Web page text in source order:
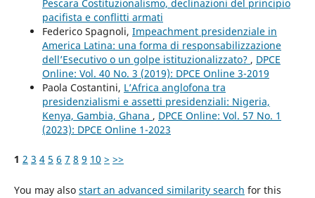
Pescara Costituzionalismo, declinazioni del principio
pacifista e conflitti armati
Federico Spagnoli, Impeachment presidenziale in
America Latina: una forma di responsabilizzazione
dell’Esecutivo o un golpe istituzionalizzato? , DPCE
Online: Vol. 40 No. 3 (2019): DPCE Online 3-2019
Paola Costantini, L’Africa anglofona tra
presidenzialismi e assetti presidenziali: Nigeria,
Kenya, Gambia, Ghana , DPCE Online: Vol. 57 No. 1
(2023): DPCE Online 1-2023
1 2 3 4 5 6 7 8 9 10 > >>
You may also start an advanced similarity search for this